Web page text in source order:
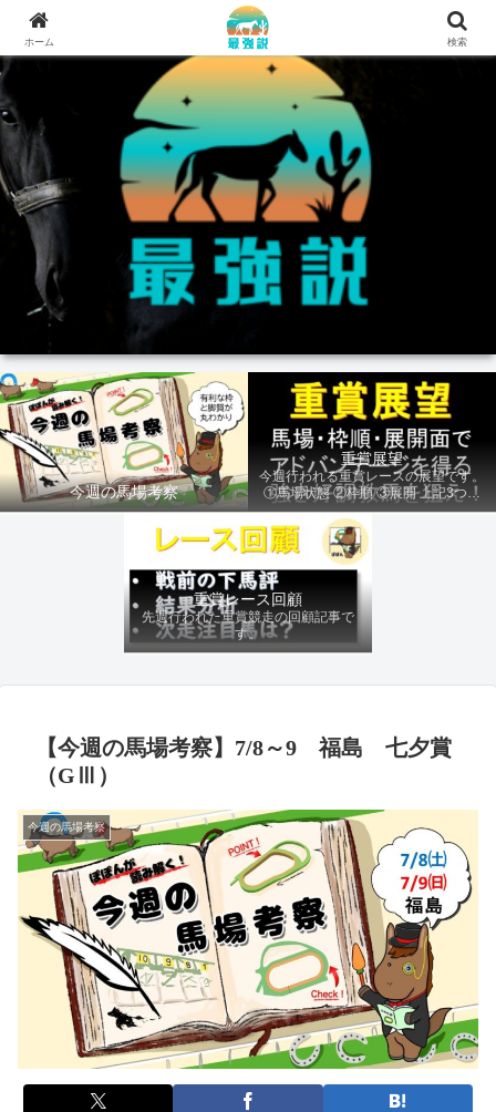
今週の馬場考察
重賞展望
今週行われる重賞レースの展望です。
①馬場状態 ②枠順 ③展開 上記3つの
ファクターから有利にレースを運べる
馬を導き、追い切りの動きを加味して
最終評価を下します。
重賞レース回顧
先週行われた重賞競走の回顧記事で
す。
【今週の馬場考察】7/8～9 福島 七夕賞
（GⅢ）
今週の馬場考察
ホーム 検索